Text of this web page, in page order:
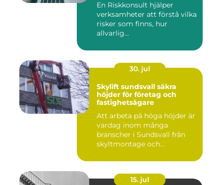
En Riskkonsult hjälper
verksamheter att förstå vilka
risker som finns, hur
allvarlig...
30. jul
Skylift sundsvall säkra
höjder för företag och
fastighetsägare
Att arbeta på höga höjder är
vardag inom många
branscher i Sundsvall från
skyltmontage och
15. jul